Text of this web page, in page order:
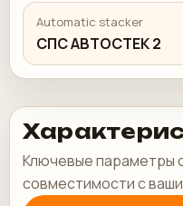
Automatic stacker
СПС АВТОСТЕК 2
Ключевые параметры
совместимости с